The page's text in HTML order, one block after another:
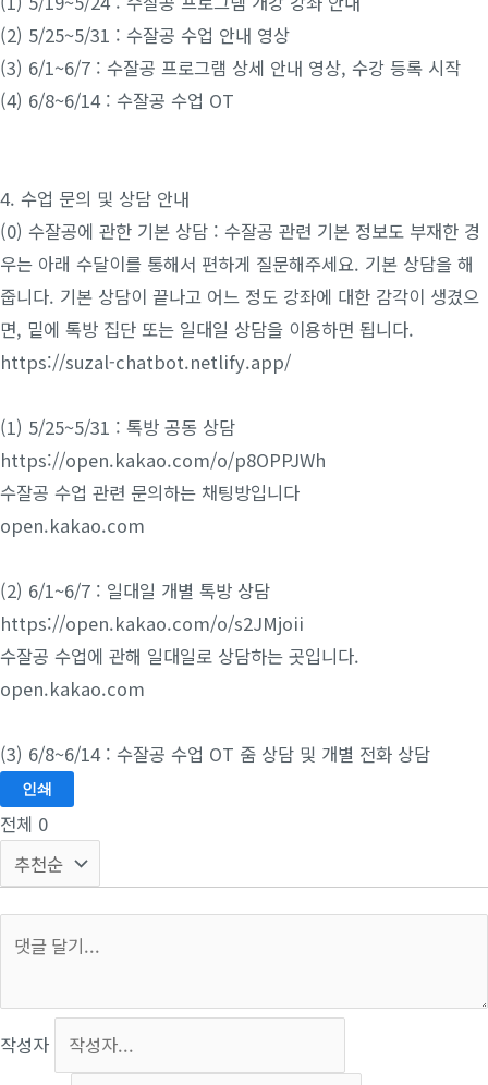
(2) 5/25~5/31 : 수잘공 수업 안내 영상
(3) 6/1~6/7 : 수잘공 프로그램 상세 안내 영상, 수강 등록 시작
(4) 6/8~6/14 : 수잘공 수업 OT
4. 수업 문의 및 상담 안내
(0) 수잘공에 관한 기본 상담 : 수잘공 관련 기본 정보도 부재한 경
우는 아래 수달이를 통해서 편하게 질문해주세요. 기본 상담을 해
줍니다. 기본 상담이 끝나고 어느 정도 강좌에 대한 감각이 생겼으
면, 밑에 톡방 집단 또는 일대일 상담을 이용하면 됩니다.
https://suzal-chatbot.netlify.app/
(1) 5/25~5/31 : 톡방 공동 상담
https://open.kakao.com/o/p8OPPJWh
수잘공 수업 관련 문의하는 채팅방입니다
open.kakao.com
(2) 6/1~6/7 : 일대일 개별 톡방 상담
https://open.kakao.com/o/s2JMjoii
수잘공 수업에 관해 일대일로 상담하는 곳입니다.
open.kakao.com
(3) 6/8~6/14 : 수잘공 수업 OT 줌 상담 및 개별 전화 상담
인쇄
전체 0
작성자